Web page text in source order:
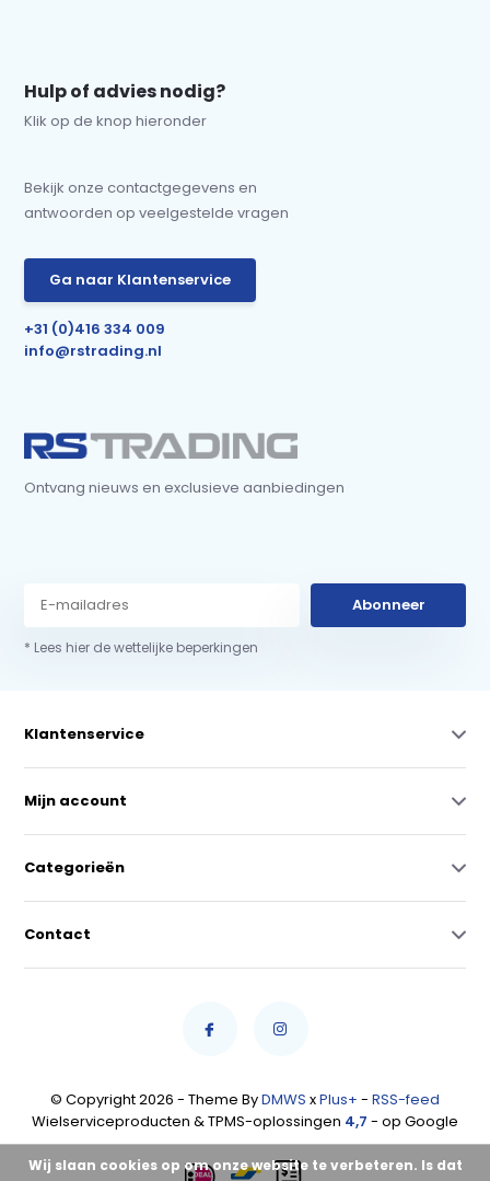
Hulp of advies nodig?
Klik op de knop hieronder
Bekijk onze contactgegevens en
antwoorden op veelgestelde vragen
Ga naar Klantenservice
+31 (0)416 334 009
info@rstrading.nl
Ontvang nieuws en exclusieve aanbiedingen
Abonneer
* Lees hier de wettelijke beperkingen
Klantenservice
Mijn account
Categorieën
Contact
© Copyright 2026 - Theme ByDMWS xPlus+ - RSS-feed
Wielserviceproducten & TPMS-oplossingen 4,7 - op Google
Wij slaan cookies op om onze website te verbeteren. Is dat